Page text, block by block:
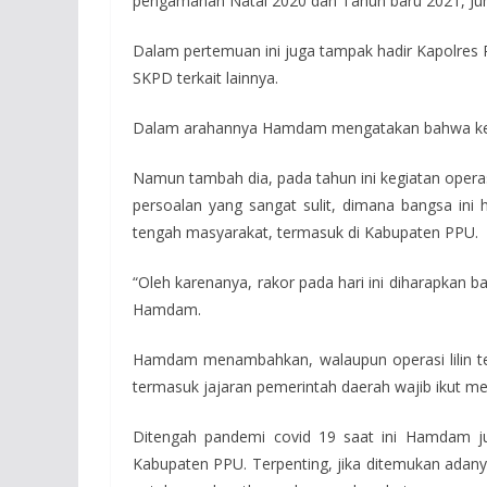
Dalam pertemuan ini juga tampak hadir Kapolres
SKPD terkait lainnya.
Dalam arahannya Hamdam mengatakan bahwa
Namun tambah dia, pada tahun ini kegiatan
persoalan yang sangat sulit, dimana bangsa
tengah masyarakat, termasuk di Kabupaten PPU.
“Oleh karenanya, rakor pada hari ini diharapkan
Hamdam.
Hamdam menambahkan, walaupun operasi lilin
termasuk jajaran pemerintah daerah wajib ikut
Ditengah pandemi covid 19 saat ini Hamdam
Kabupaten PPU. Terpenting, jika ditemukan